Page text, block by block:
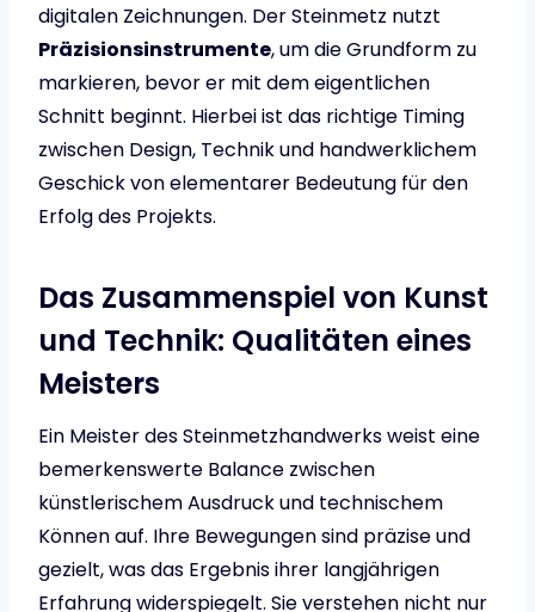
digitalen Zeichnungen. Der Steinmetz nutzt
Präzisionsinstrumente, um die Grundform zu
markieren, bevor er mit dem eigentlichen
Schnitt beginnt. Hierbei ist das richtige Timing
zwischen Design, Technik und handwerklichem
Geschick von elementarer Bedeutung für den
Erfolg des Projekts.
Das Zusammenspiel von Kunst
und Technik: Qualitäten eines
Meisters
Ein Meister des Steinmetzhandwerks weist eine
bemerkenswerte Balance zwischen
künstlerischem Ausdruck und technischem
Können auf. Ihre Bewegungen sind präzise und
gezielt, was das Ergebnis ihrer langjährigen
Erfahrung widerspiegelt. Sie verstehen nicht nur